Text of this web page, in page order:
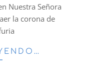
Nuestra Señora
la corona de